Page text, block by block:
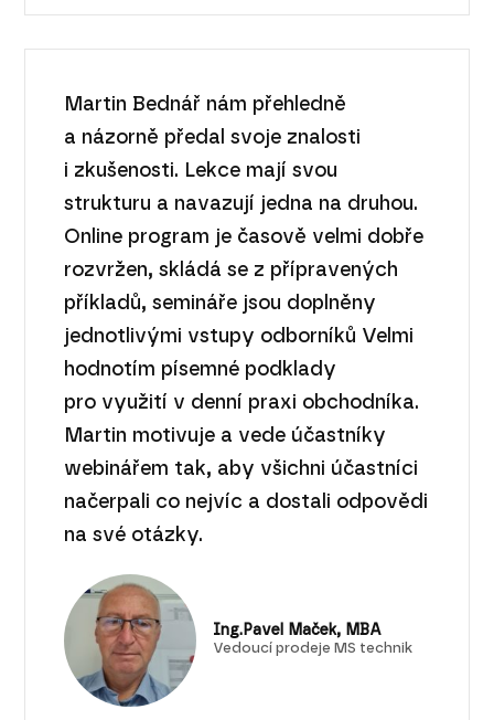
Martin Bednář nám přehledně
a názorně předal svoje znalosti
i zkušenosti. Lekce mají svou
strukturu a navazují jedna na druhou.
Online program je časově velmi dobře
rozvržen, skládá se z přípravených
příkladů, semináře jsou doplněny
jednotlivými vstupy odborníků Velmi
hodnotím písemné podklady
pro využití v denní praxi obchodníka.
Martin motivuje a vede účastníky
webinářem tak, aby všichni účastníci
načerpali co nejvíc a dostali odpovědi
na své otázky.
Ing.Pavel Maček, MBA
Vedoucí prodeje MS technik